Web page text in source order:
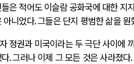
은 적어도 이슬람 공화국에 대한 지
아니었다.그들은 단지 평범한 삶을 원
정권과 미국이라는 두 극단 사이에
.그러나 이제 그 모든 것은 사라졌다.